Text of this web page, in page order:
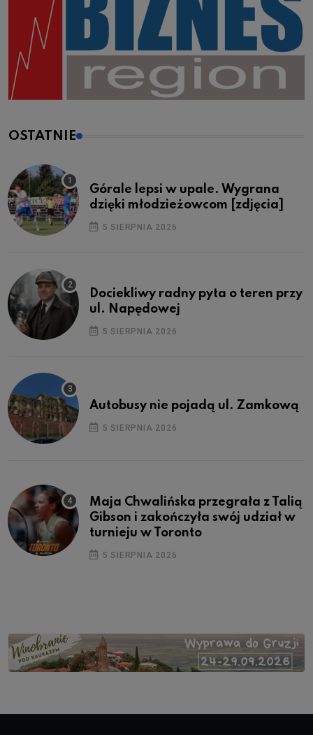
OSTATNIE
Górale lepsi w upale. Wygrana
dzięki młodzieżowcom [zdjęcia]
5 SIERPNIA 2026
Dociekliwy radny pyta o teren przy
ul. Napędowej
5 SIERPNIA 2026
Autobusy nie pojadą ul. Zamkową
5 SIERPNIA 2026
Maja Chwalińska przegrała z Talią
Gibson i zakończyła swój udział w
turnieju w Toronto
5 SIERPNIA 2026